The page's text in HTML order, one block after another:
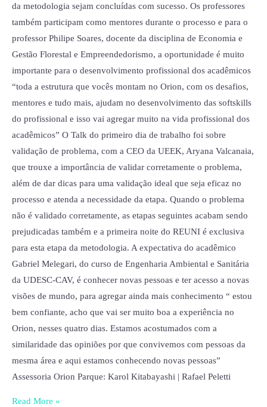
da metodologia sejam concluídas com sucesso. Os professores
também participam como mentores durante o processo e para o
professor Philipe Soares, docente da disciplina de Economia e
Gestão Florestal e Empreendedorismo, a oportunidade é muito
importante para o desenvolvimento profissional dos acadêmicos
“toda a estrutura que vocês montam no Orion, com os desafios,
mentores e tudo mais, ajudam no desenvolvimento das softskills
do profissional e isso vai agregar muito na vida profissional dos
acadêmicos” O Talk do primeiro dia de trabalho foi sobre
validação de problema, com a CEO da UEEK, Aryana Valcanaia,
que trouxe a importância de validar corretamente o problema,
além de dar dicas para uma validação ideal que seja eficaz no
processo e atenda a necessidade da etapa. Quando o problema
não é validado corretamente, as etapas seguintes acabam sendo
prejudicadas também e a primeira noite do REUNI é exclusiva
para esta etapa da metodologia. A expectativa do acadêmico
Gabriel Melegari, do curso de Engenharia Ambiental e Sanitária
da UDESC-CAV, é conhecer novas pessoas e ter acesso a novas
visões de mundo, para agregar ainda mais conhecimento “ estou
bem confiante, acho que vai ser muito boa a experiência no
Orion, nesses quatro dias. Estamos acostumados com a
similaridade das opiniões por que convivemos com pessoas da
mesma área e aqui estamos conhecendo novas pessoas”
Assessoria Orion Parque: Karol Kitabayashi | Rafael Peletti
Read More »